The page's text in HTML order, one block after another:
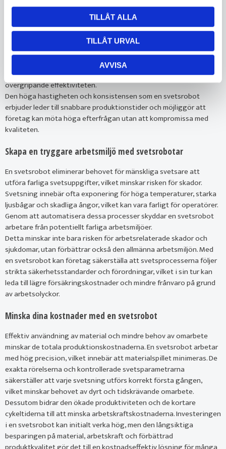
TILLÅT ALLA
TILLÅT URVAL
AVVISA
Automatisering av svetsprocessen med en svetsrobot minskar
cykeltider och ökar genomströmningen i produktionslinjer. En
svetsrobot kan arbeta kontinuerligt utan pauser, vilket innebär att
produktionen kan fortsätta dygnet runt om det behövs. Dessutom
kan en svetsrobot programmeras för att snabbt växla mellan olika
uppgifter, vilket minskar stilleståndstiden och förbättrar den
övergripande effektiviteten.
Den höga hastigheten och konsistensen som en svetsrobot
erbjuder leder till snabbare produktionstider och möjliggör att
företag kan möta höga efterfrågan utan att kompromissa med
kvaliteten.
Skapa en tryggare arbetsmiljö med svetsrobotar
En svetsrobot eliminerar behovet för mänskliga svetsare att
utföra farliga svetsuppgifter, vilket minskar risken för skador.
Svetsning innebär ofta exponering för höga temperaturer, starka
ljusbågar och skadliga ångor, vilket kan vara farligt för operatörer.
Genom att automatisera dessa processer skyddar en svetsrobot
arbetare från potentiellt farliga arbetsmiljöer.
Detta minskar inte bara risken för arbetsrelaterade skador och
sjukdomar, utan förbättrar också den allmänna arbetsmiljön. Med
en svetsrobot kan företag säkerställa att svetsprocesserna följer
strikta säkerhetsstandarder och förordningar, vilket i sin tur kan
leda till lägre försäkringskostnader och mindre frånvaro på grund
av arbetsolyckor.
Minska dina kostnader med en svetsrobot
Effektiv användning av material och mindre behov av omarbete
minskar de totala produktionskostnaderna. En svetsrobot arbetar
med hög precision, vilket innebär att materialspillet minimeras. De
exakta rörelserna och kontrollerade svetsparametrarna
säkerställer att varje svetsning utförs korrekt första gången,
vilket minskar behovet av dyrt och tidskrävande omarbete.
Dessutom bidrar den ökade produktiviteten och de kortare
cykeltiderna till att minska arbetskraftskostnaderna. Investeringen
i en svetsrobot kan initialt verka hög, men den långsiktiga
besparingen på material, arbetskraft och förbättrad